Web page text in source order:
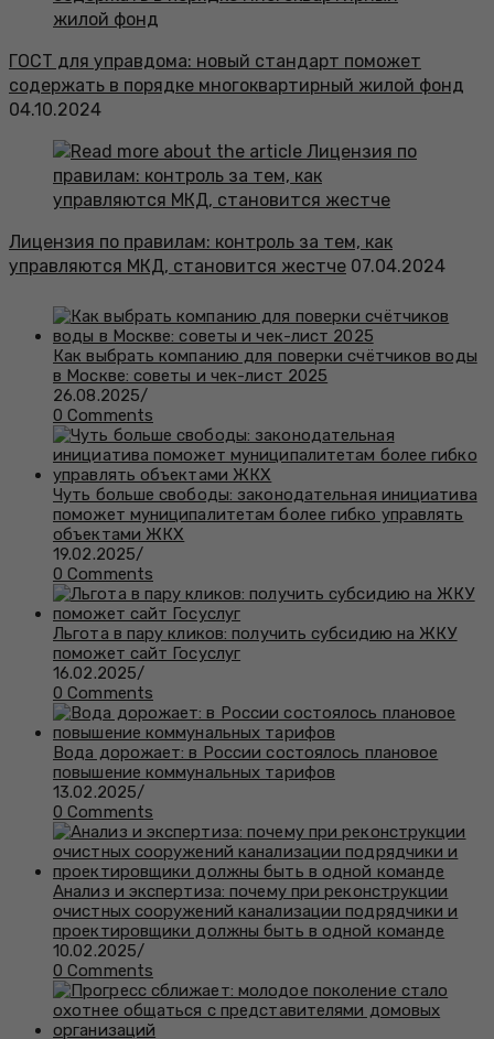
ГОСТ для управдома: новый стандарт поможет
содержать в порядке многоквартирный жилой фонд
04.10.2024
Лицензия по правилам: контроль за тем, как
управляются МКД, становится жестче 07.04.2024
Как выбрать компанию для поверки счётчиков воды
в Москве: советы и чек-лист 2025
26.08.2025/
0 Comments
Чуть больше свободы: законодательная инициатива
поможет муниципалитетам более гибко управлять
объектами ЖКХ
19.02.2025/
0 Comments
Льгота в пару кликов: получить субсидию на ЖКУ
поможет сайт Госуслуг
16.02.2025/
0 Comments
Вода дорожает: в России состоялось плановое
повышение коммунальных тарифов
13.02.2025/
0 Comments
Анализ и экспертиза: почему при реконструкции
очистных сооружений канализации подрядчики и
проектировщики должны быть в одной команде
10.02.2025/
0 Comments